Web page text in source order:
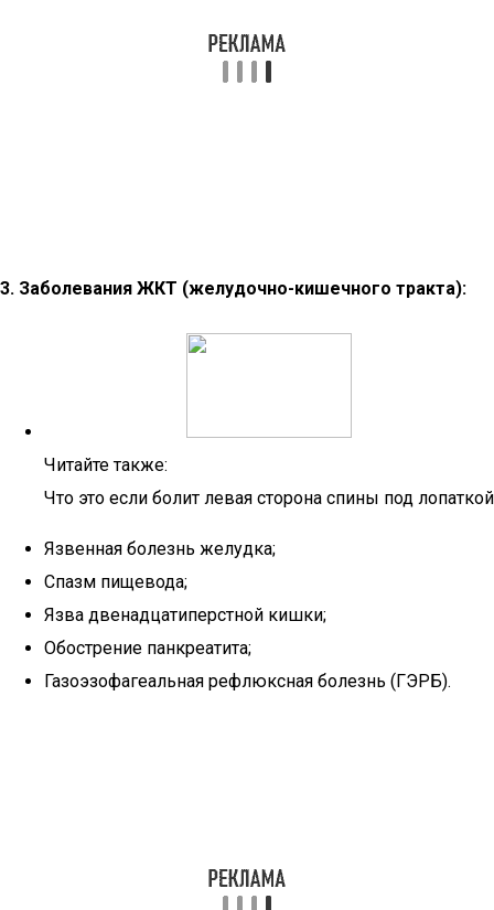
3. Заболевания ЖКТ (желудочно-кишечного тракта):
Читайте также:
Что это если болит левая сторона спины под лопаткой
Язвенная болезнь желудка;
Спазм пищевода;
Язва двенадцатиперстной кишки;
Обострение панкреатита;
Газоэзофагеальная рефлюксная болезнь (ГЭРБ).